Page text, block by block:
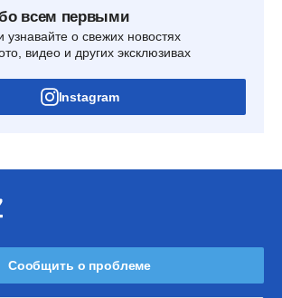
всем первыми
о свежих новостях
видео и других эксклюзивах
Instagram
Сообщить о проблеме